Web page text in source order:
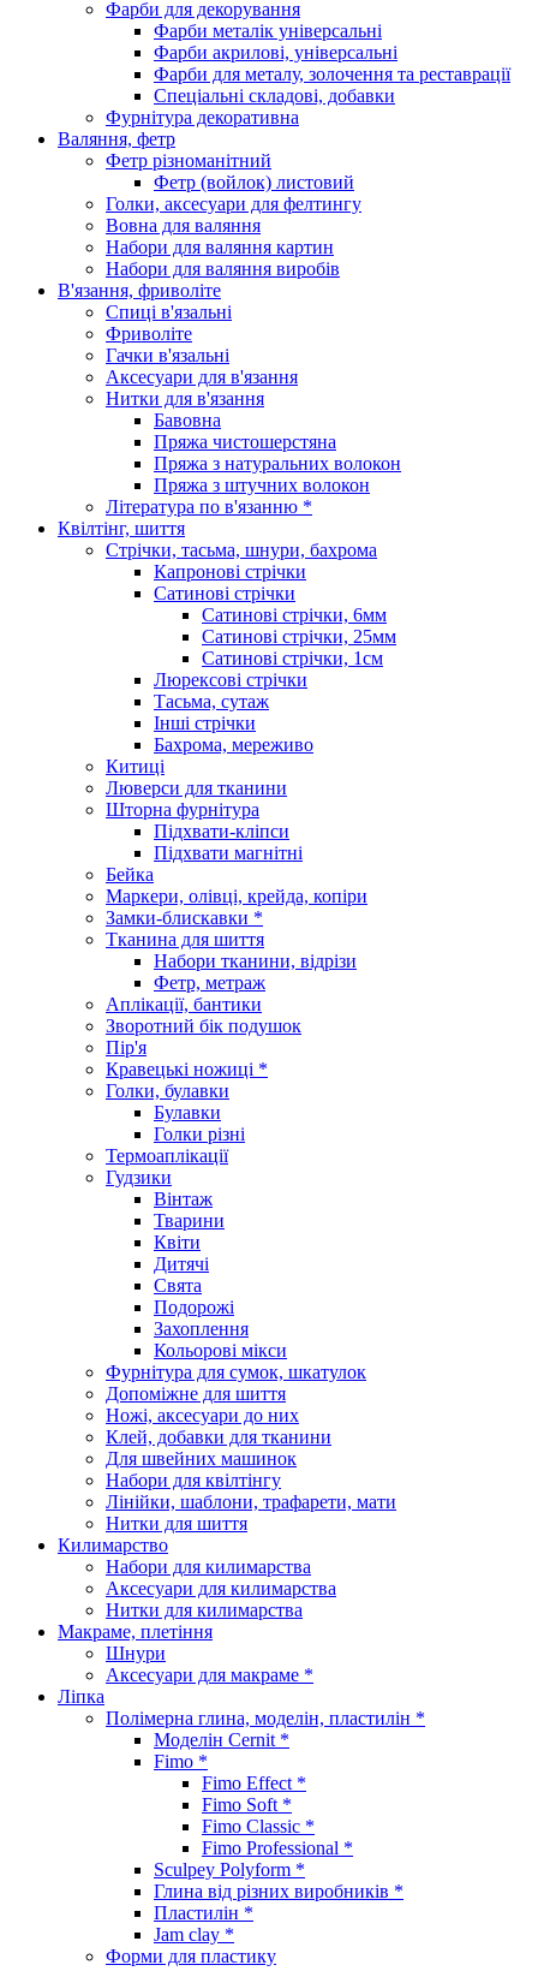
Фарби для декорування
Фарби металік універсальні
Фарби акрилові, універсальні
Фарби для металу, золочення та реставрації
Спеціальні складові, добавки
Фурнітура декоративна
Валяння, фетр
Фетр різноманітний
Фетр (войлок) листовий
Голки, аксесуари для фелтингу
Вовна для валяння
Набори для валяння картин
Набори для валяння виробів
В'язання, фриволіте
Спиці в'язальні
Фриволіте
Гачки в'язальні
Аксесуари для в'язання
Нитки для в'язання
Бавовна
Пряжа чистошерстяна
Пряжа з натуральних волокон
Пряжа з штучних волокон
Література по в'язанню *
Квілтінг, шиття
Стрічки, тасьма, шнури, бахрома
Капронові стрічки
Сатинові стрічки
Сатинові стрічки, 6мм
Сатинові стрічки, 25мм
Сатинові стрічки, 1см
Люрексові стрічки
Тасьма, сутаж
Інші стрічки
Бахрома, мереживо
Китиці
Люверси для тканини
Шторна фурнітура
Підхвати-кліпси
Підхвати магнітні
Бейка
Маркери, олівці, крейда, копіри
Замки-блискавки *
Тканина для шиття
Набори тканини, відрізи
Фетр, метраж
Аплікації, бантики
Зворотний бік подушок
Пір'я
Кравецькі ножиці *
Голки, булавки
Булавки
Голки різні
Термоаплікації
Гудзики
Вінтаж
Тварини
Квіти
Дитячі
Свята
Подорожі
Захоплення
Кольорові мікси
Фурнітура для сумок, шкатулок
Допоміжне для шиття
Ножі, аксесуари до них
Клей, добавки для тканини
Для швейних машинок
Набори для квілтінгу
Лінійки, шаблони, трафарети, мати
Нитки для шиття
Килимарство
Набори для килимарства
Аксесуари для килимарства
Нитки для килимарства
Макраме, плетіння
Шнури
Аксесуари для макраме *
Ліпка
Полімерна глина, моделін, пластилін *
Моделін Cernit *
Fimo *
Fimo Effect *
Fimo Soft *
Fimo Classic *
Fimo Professional *
Sculpey Polyform *
Глина від різних виробників *
Пластилін *
Jam clay *
Форми для пластику